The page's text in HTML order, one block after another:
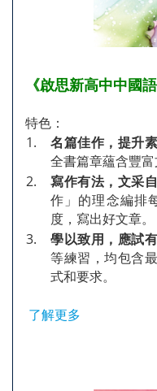
《啟思新高中中國
特色：
1.
名篇佳作，提升
全書篇章蘊含豐富
2.
寫作有法，文采
作」的理念編排
度，寫出好文章。
3.
學以致用，應試
等練習，均包含
式和要求。
了解更多